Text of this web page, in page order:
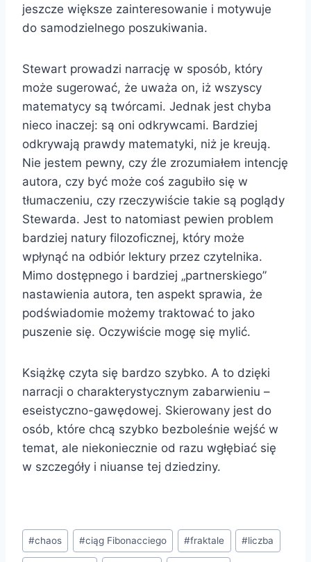
jeszcze większe zainteresowanie i motywuje
do samodzielnego poszukiwania.
Stewart prowadzi narrację w sposób, który
może sugerować, że uważa on, iż wszyscy
matematycy są twórcami. Jednak jest chyba
nieco inaczej: są oni odkrywcami. Bardziej
odkrywają prawdy matematyki, niż je kreują.
Nie jestem pewny, czy źle zrozumiałem intencję
autora, czy być może coś zagubiło się w
tłumaczeniu, czy rzeczywiście takie są poglądy
Stewarda. Jest to natomiast pewien problem
bardziej natury filozoficznej, który może
wpłynąć na odbiór lektury przez czytelnika.
Mimo dostępnego i bardziej „partnerskiego”
nastawienia autora, ten aspekt sprawia, że
podświadomie możemy traktować to jako
puszenie się. Oczywiście mogę się mylić.
Książkę czyta się bardzo szybko. A to dzięki
narracji o charakterystycznym zabarwieniu –
eseistyczno-gawędowej. Skierowany jest do
osób, które chcą szybko bezboleśnie wejść w
temat, ale niekoniecznie od razu wgłębiać się
w szczegóły i niuanse tej dziedziny.
Tagi
wpisu:
#chaos #ciąg Fibonacciego #fraktale #liczba